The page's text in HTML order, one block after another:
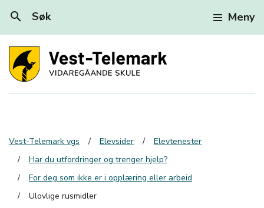
search Søk Meny
Vest-Telemark vgs Elevsider
Elevtenester
Har du utfordringer og trenger hjelp?
For deg som ikke er i opplæring eller arbeid
Ulovlige rusmidler